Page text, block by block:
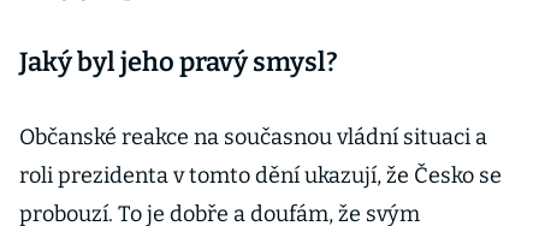
Jaký byl jeho pravý smysl?
Občanské reakce na současnou vládní situaci a
roli prezidenta v tomto dění ukazují, že Česko se
probouzí. To je dobře a doufám, že svým